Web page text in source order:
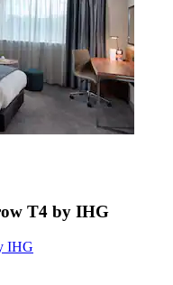
T4 by IHG
IHG